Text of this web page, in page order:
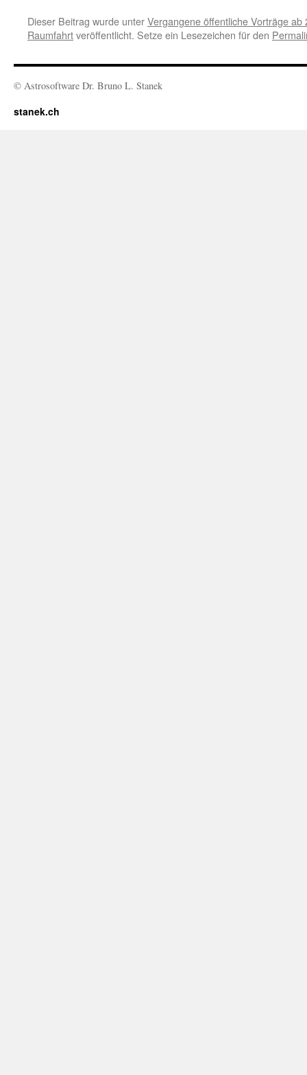
Dieser Beitrag wurde unterVergangene öffentliche Vorträge ab
Raumfahrtveröffentlicht. Setze ein Lesezeichen für den
© Astrosoftware Dr. Bruno L. Stanek
stanek.ch